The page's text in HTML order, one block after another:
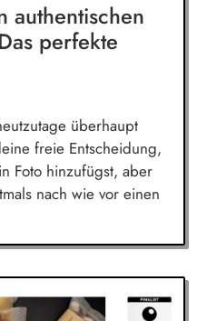
authentischen
perfekte
überhaupt
freie Entscheidung,
Foto hinzufügst, aber
nach wie vor einen